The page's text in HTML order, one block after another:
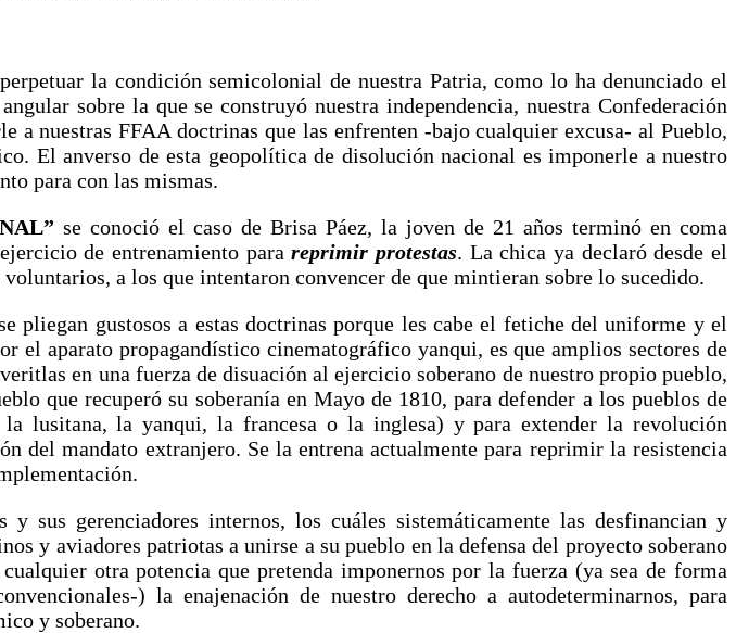
la condición semicolonial de nuestra Patria, como lo ha denunciado el
sobre la que se construyó nuestra independencia, nuestra Confederación
nuestras FFAA doctrinas que las enfrenten -bajo cualquier excusa- al Pueblo,
El anverso de esta geopolítica de disolución nacional es imponerle a nuestro
para con las mismas.
se conoció el caso de Brisa Páez, la joven de 21 años terminó en coma
de entrenamiento parareprimir protestas. La chica ya declaró desde el
a los que intentaron convencer de que mintieran sobre lo sucedido.
pliegan gustosos a estas doctrinas porque les cabe el fetiche del uniforme y el
aparato propagandístico cinematográfico yanqui, es que amplios sectores de
en una fuerza de disuación al ejercicio soberano de nuestro propio pueblo,
que recuperó su soberanía en Mayo de 1810, para defender a los pueblos de
lusitana, la yanqui, la francesa o la inglesa) y para extender la revolución
del mandato extranjero. Se la entrena actualmente para reprimir la resistencia
sus gerenciadores internos, los cuáles sistemáticamente las desfinancian y
y aviadores patriotas a unirse a su pueblo en la defensa del proyecto soberano
otra potencia que pretenda imponernos por la fuerza (ya sea de forma
) la enajenación de nuestro derecho a autodeterminarnos, para
y soberano.